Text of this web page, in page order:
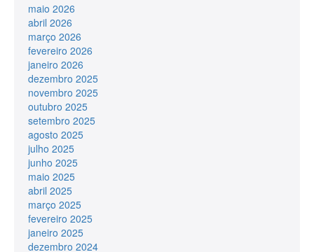
maio 2026
abril 2026
março 2026
fevereiro 2026
janeiro 2026
dezembro 2025
novembro 2025
outubro 2025
setembro 2025
agosto 2025
julho 2025
junho 2025
maio 2025
abril 2025
março 2025
fevereiro 2025
janeiro 2025
dezembro 2024